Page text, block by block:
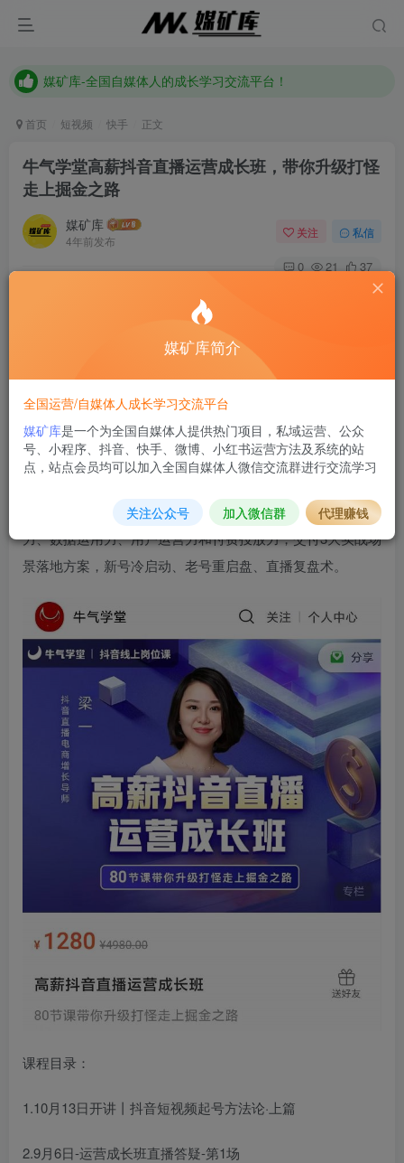
媒矿库-全国自媒体人的成长学习交流平台！
媒矿库-全国自媒体人的成长学习交流平台！
首页 短视频 快手 正文
牛气学堂高薪抖音直播运营成长班，带你升级打怪
走上掘金之路
媒矿库
4年前发布
关注 私信
0 21 37
Only they who fulfill their duties in everyday matters will
fulfill them on great occasions.
只有在日常生活中尽责的人才会在重大时刻尽责
课程来自牛气学堂由梁一老师主讲的高薪抖音直播运营成长
班，带你升级打怪走上掘金之路官网售价1280元。
梁一老师经过三个月打磨只为学院打开4大基础认知：流量机
型：活动营销力、主播筛选能力、场域留人力、内容创作
力、数据运用力、用户运营力和付费投放力，交付3大实战场
景落地方案，新号冷启动、老号重启盘、直播复盘术。
课程目录：
1.10月13日开讲丨抖音短视频起号方法论·上篇
2.9月6日-运营成长班直播答疑-第1场
媒矿库简介
全国运营/自媒体人成长学习交流平台
媒矿库是一个为全国自媒体人提供热门项目，私域运营、公众
号、小程序、抖音、快手、微博、小红书运营方法及系统的站
点，站点会员均可以加入全国自媒体人微信交流群进行交流学习
关注公众号 加入微信群 代理赚钱